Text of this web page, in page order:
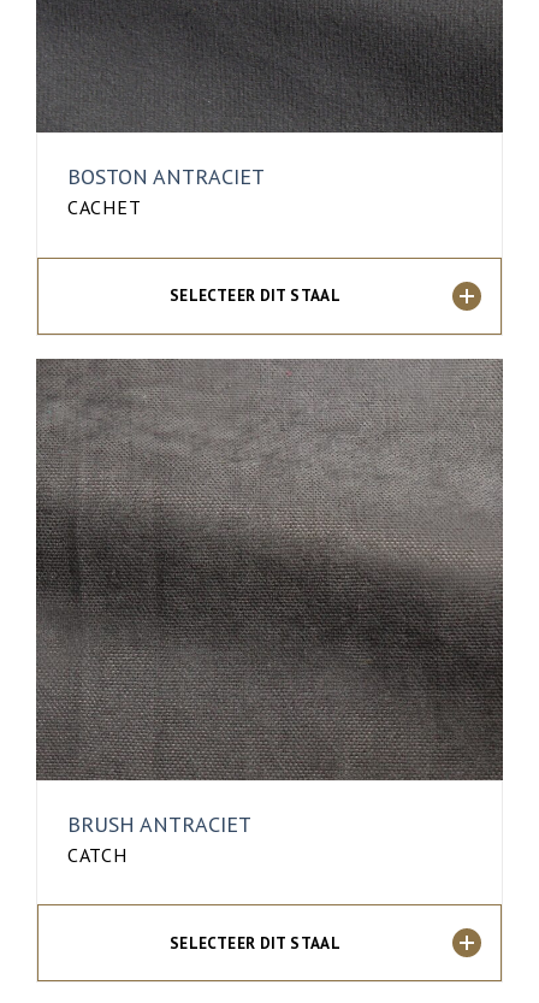
BOSTON ANTRACIET
CACHET
SELECTEER DIT STAAL
BRUSH ANTRACIET
CATCH
SELECTEER DIT STAAL